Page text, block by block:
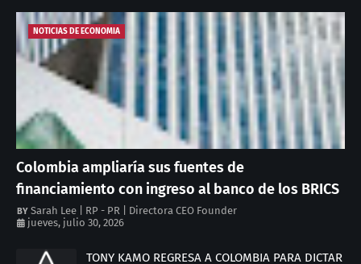
NOTICIAS DE ECONOMIA
Colombia ampliaría sus fuentes de
financiamiento con ingreso al banco de los BRICS
Sarah Lee | RP - PR | Directora CEO Founder
jueves, julio 30, 2026
TONY KAMO REGRESA A COLOMBIA PARA DICTAR